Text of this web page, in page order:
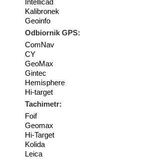
Intellicad
Kalibronek
Geoinfo
Odbiornik GPS:
ComNav
CY
GeoMax
Gintec
Hemisphere
Hi-target
Tachimetr:
Foif
Geomax
Hi-Target
Kolida
Leica